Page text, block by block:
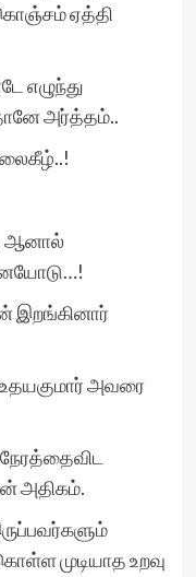
ஏத்தி
எழுந்து
அர்த்தம்..
ஆனால்
இறங்கினார்
அவரை
அதிகம்.
முடியாத உறவு